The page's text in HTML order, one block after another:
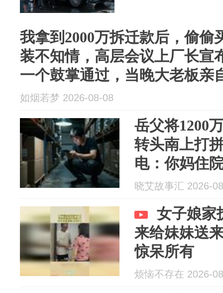
我拿到2000万拆迁款后，偷偷
装不知情，高层会议上厂长宣
一个鼓掌通过，当晚大老板亲
如烟若梦 2026-08-08
岳父将1200
转头南上打
电：你妈住
回怼：你谁
晓艾故事汇 2026-
女子娘家
来给妹妹送
惊呆所有
烦恼不存在 2026-